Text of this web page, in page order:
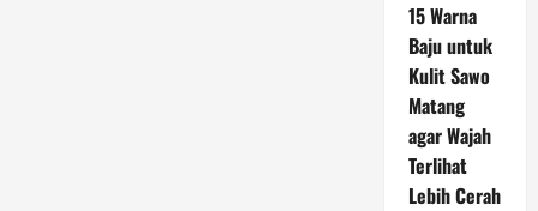
15 Warna
Baju untuk
Kulit Sawo
Matang
agar Wajah
Terlihat
Lebih Cerah